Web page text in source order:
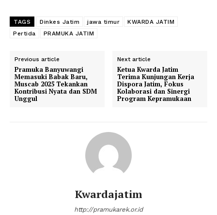
TAGS Dinkes Jatim jawa timur
KWARDA JATIM
Pertida
PRAMUKA JATIM
Previous article
Pramuka Banyuwangi
Memasuki Babak Baru,
Muscab 2025 Tekankan
Kontribusi Nyata dan SDM
Unggul
Next article
Ketua Kwarda Jatim
Terima Kunjungan Kerja
Dispora Jatim, Fokus
Kolaborasi dan Sinergi
Program Kepramukaan
Kwardajatim
http://pramukarek.or.id